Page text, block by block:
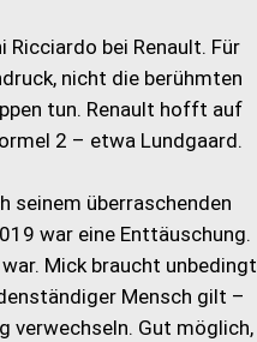
bei Renault. Für
nicht die berühmten
tun. Renault hofft auf
2 – etwa Lundgaard.
seinem überraschenden
war eine Enttäuschung.
Mick braucht unbedingt
Mensch gilt –
verwechseln. Gut möglich,